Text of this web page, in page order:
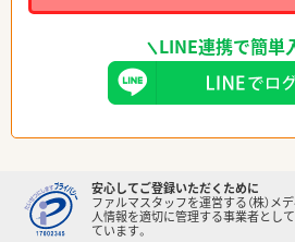
LINE連携で簡単
安心してご登録いただくために
ファルマスタッフを運営する（株）メ
人情報を適切に管理する事業者とし
ています。